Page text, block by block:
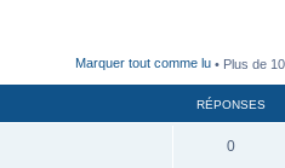
Marquer tout comme lu • Plus de
RÉPONSES
0